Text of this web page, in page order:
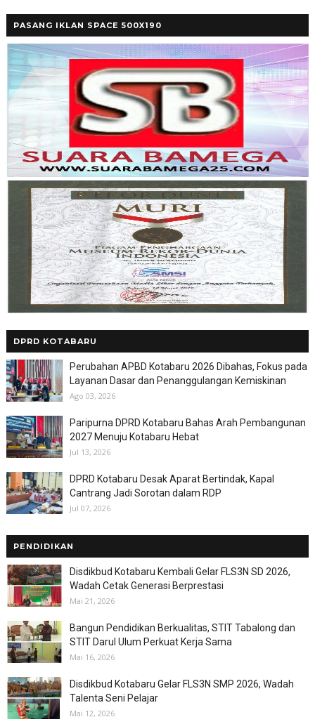
PASANG IKLAN SPACE 500X190
DPRD KOTABARU
Perubahan APBD Kotabaru 2026 Dibahas, Fokus pada
Layanan Dasar dan Penanggulangan Kemiskinan
Ago 03, 2026
Paripurna DPRD Kotabaru Bahas Arah Pembangunan
2027 Menuju Kotabaru Hebat
Jul 13, 2026
DPRD Kotabaru Desak Aparat Bertindak, Kapal
Cantrang Jadi Sorotan dalam RDP
Jul 07, 2026
PENDIDIKAN
Disdikbud Kotabaru Kembali Gelar FLS3N SD 2026,
Wadah Cetak Generasi Berprestasi
Mai 21, 2026
Bangun Pendidikan Berkualitas, STIT Tabalong dan
STIT Darul Ulum Perkuat Kerja Sama
Mai 16, 2026
Disdikbud Kotabaru Gelar FLS3N SMP 2026, Wadah
Talenta Seni Pelajar
Mai 12, 2026